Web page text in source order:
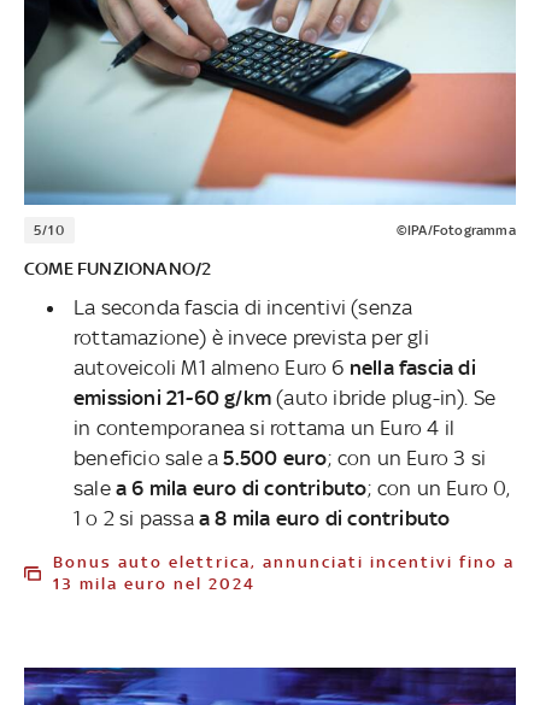
5/10 ©IPA/Fotogramma
COME FUNZIONANO/2
La seconda fascia di incentivi (senza
rottamazione) è invece prevista per gli
autoveicoli M1 almeno Euro 6 nella fascia di
emissioni 21-60 g/km(auto ibride plug-in). Se
in contemporanea si rottama un Euro 4 il
beneficio sale a5.500 euro; con un Euro 3 si
sale a 6 mila euro di contributo; con un Euro 0,
1 o 2 si passaa 8 mila euro di contributo
Bonus auto elettrica, annunciati incentivi fino a
13 mila euro nel 2024